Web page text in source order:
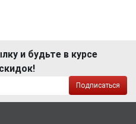
и будьте в курсе
Подписаться